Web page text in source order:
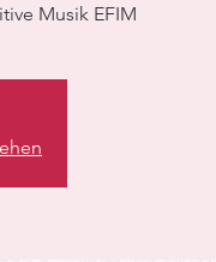
Musik EFIM